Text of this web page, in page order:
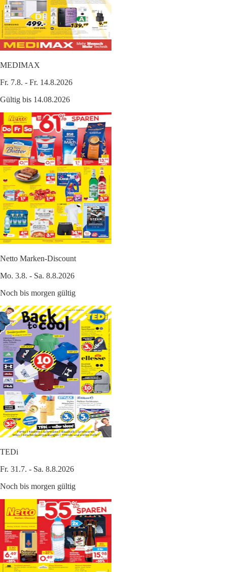
MEDIMAX
Fr. 7.8. - Fr. 14.8.2026
Gültig bis 14.08.2026
Netto Marken-Discount
Mo. 3.8. - Sa. 8.8.2026
Noch bis morgen gültig
TEDi
Fr. 31.7. - Sa. 8.8.2026
Noch bis morgen gültig